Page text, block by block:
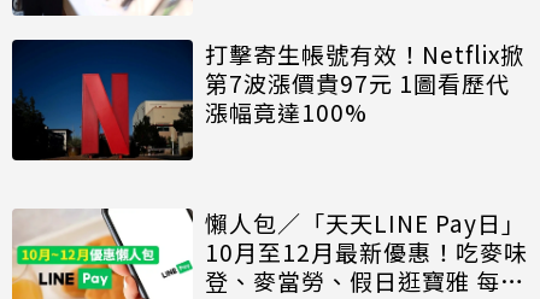
打擊寄生帳號有效！Netflix掀
第7波漲價貴97元 1圖看歷代
漲幅竟達100%
懶人包／「天天LINE Pay日」
10月至12月最新優惠！吃麥味
登、麥當勞、假日逛寶雅 每月